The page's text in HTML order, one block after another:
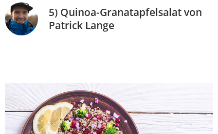
5) Quinoa-Granatapfelsalat von
Patrick Lange